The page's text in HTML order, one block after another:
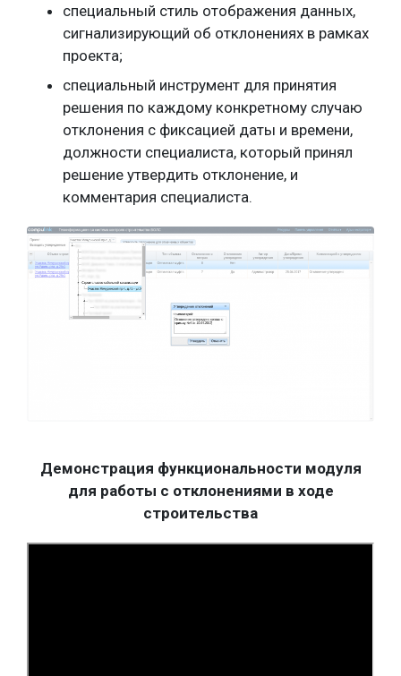
специальный стиль отображения данных,
сигнализирующий об отклонениях в рамках
проекта;
специальный инструмент для принятия
решения по каждому конкретному случаю
отклонения с фиксацией даты и времени,
должности специалиста, который принял
решение утвердить отклонение, и
комментария специалиста.
Демонстрация функциональности модуля
для работы с отклонениями в ходе
строительства